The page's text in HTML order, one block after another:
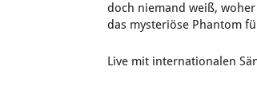
doch niemand weiß,
das mysteriöse Phantom
Live mit internationalen